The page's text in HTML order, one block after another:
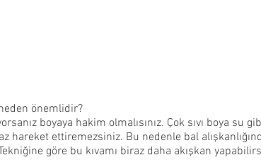
önemlidir?
boyaya hakim olmalısınız. Çok sıvı boya su
hareket ettiremezsiniz. Bu nedenle bal
Tekniğine göre bu kıvamı biraz daha akışkan